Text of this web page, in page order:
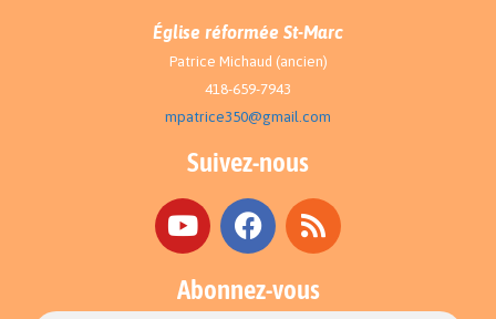
Église réformée St-Marc
Patrice Michaud (ancien)
418-659-7943
mpatrice350@gmail.com
Suivez-nous
Abonnez-vous